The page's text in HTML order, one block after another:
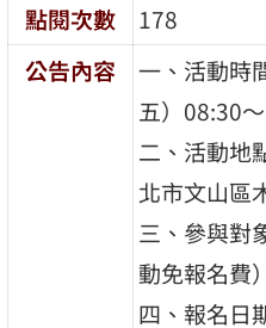
點閱次數
178
公告內容
一、活動時
五）08:30
二、活動地
北市文山區
三、參與對
動免報名費
四、報名日